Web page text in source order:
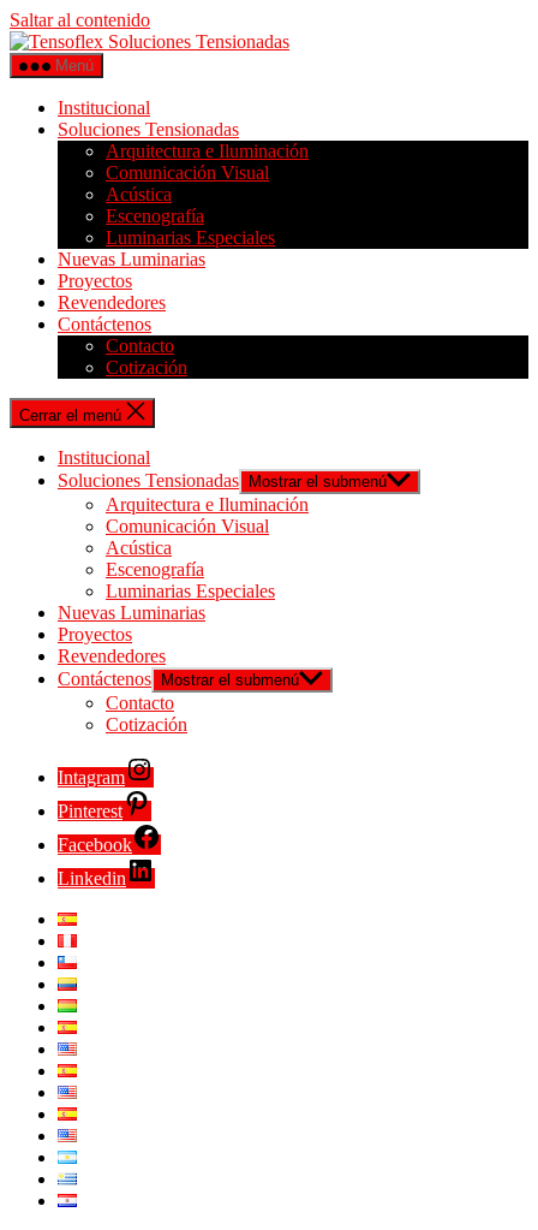
Saltar al contenido
Menú
Institucional
Soluciones Tensionadas
Arquitectura e Iluminación
Comunicación Visual
Acústica
Escenografía
Luminarias Especiales
Nuevas Luminarias
Proyectos
Revendedores
Contáctenos
Contacto
Cotización
Cerrar el menú
Institucional
Soluciones Tensionadas
Mostrar el submenú
Arquitectura e Iluminación
Comunicación Visual
Acústica
Escenografía
Luminarias Especiales
Nuevas Luminarias
Proyectos
Revendedores
Contáctenos
Mostrar el submenú
Contacto
Cotización
Intagram
Pinterest
Facebook
Linkedin